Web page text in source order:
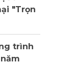
"Trọn
trình